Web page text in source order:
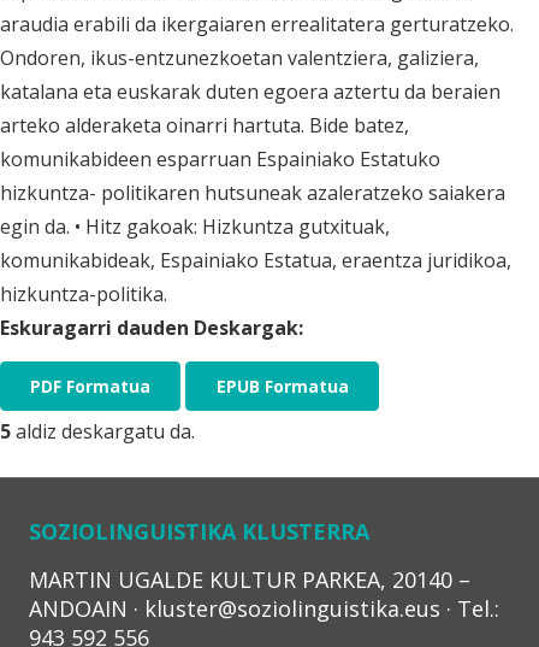
araudia erabili da ikergaiaren errealitatera gerturatzeko.
Ondoren, ikus-entzunezkoetan valentziera, galiziera,
katalana eta euskarak duten egoera aztertu da beraien
arteko alderaketa oinarri hartuta. Bide batez,
komunikabideen esparruan Espainiako Estatuko
hizkuntza- politikaren hutsuneak azaleratzeko saiakera
egin da. • Hitz gakoak: Hizkuntza gutxituak,
komunikabideak, Espainiako Estatua, eraentza juridikoa,
hizkuntza-politika.
Eskuragarri dauden Deskargak:
PDF Formatua EPUB Formatua
5aldiz deskargatu da.
SOZIOLINGUISTIKA KLUSTERRA
MARTIN UGALDE KULTUR PARKEA, 20140 –
ANDOAIN · kluster@soziolinguistika.eus · Tel.:
943 592 556